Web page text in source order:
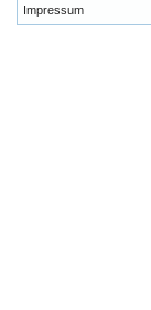
Impressum